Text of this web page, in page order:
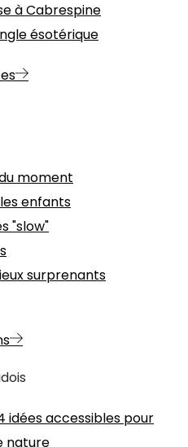
à Cabrespine
ésotérique
moment
enfants
"slow"
surprenants
idées accessibles pour
nature